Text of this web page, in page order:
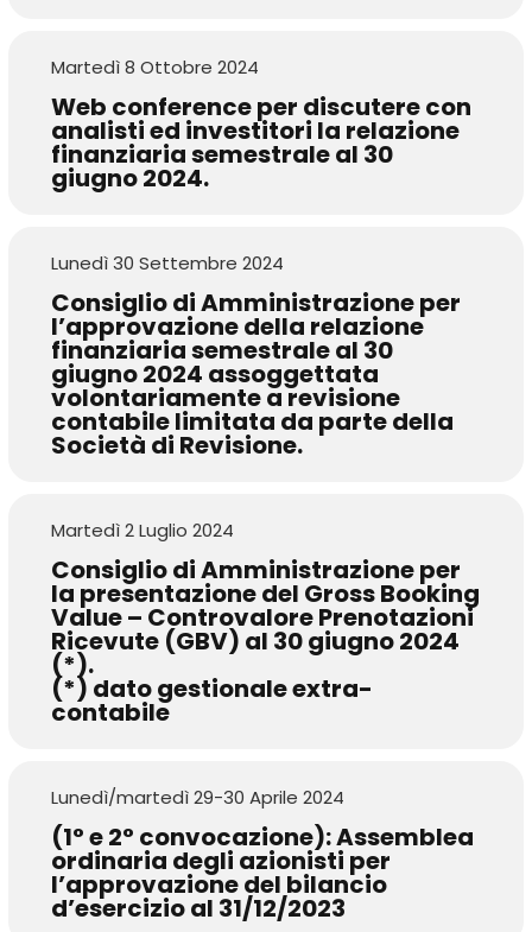
Martedì 8 Ottobre 2024
Web conference per discutere con
analisti ed investitori la relazione
finanziaria semestrale al 30
giugno 2024.
Lunedì 30 Settembre 2024
Consiglio di Amministrazione per
l’approvazione della relazione
finanziaria semestrale al 30
giugno 2024 assoggettata
volontariamente a revisione
contabile limitata da parte della
Società di Revisione.
Martedì 2 Luglio 2024
Consiglio di Amministrazione per
la presentazione del Gross Booking
Value – Controvalore Prenotazioni
Ricevute (GBV) al 30 giugno 2024
(*).
(*) dato gestionale extra-
contabile
Lunedì/martedì 29-30 Aprile 2024
(1° e 2° convocazione): Assemblea
ordinaria degli azionisti per
l’approvazione del bilancio
d’esercizio al 31/12/2023